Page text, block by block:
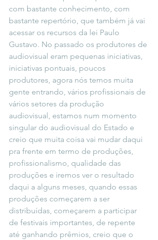
com bastante conhecimento, com
bastante repertório, que também já vai
acessar os recursos da lei Paulo
Gustavo. No passado os produtores de
audiovisual eram pequenas iniciativas,
iniciativas pontuais, poucos
produtores, agora nós temos muita
gente entrando, vários profissionais de
vários setores da produção
audiovisual, estamos num momento
singular do audiovisual do Estado e
creio que muita coisa vai mudar daqui
pra frente em termo de produções,
profissionalismo, qualidade das
produções e iremos ver o resultado
daqui a alguns meses, quando essas
produções começarem a ser
distribuídas, começarem a participar
de festivais importantes, de repente
até ganhando prêmios, creio que o